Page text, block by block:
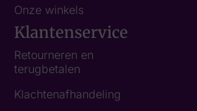
Onze winkels
Klantenservice
Retourneren en
terugbetalen
Klachtenafhandeling